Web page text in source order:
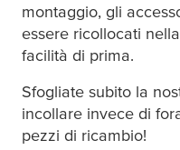
montaggio, gli
essere ricollocati
facilità di prima.
Sfogliate subito la
incollare invece di
pezzi di ricambio!